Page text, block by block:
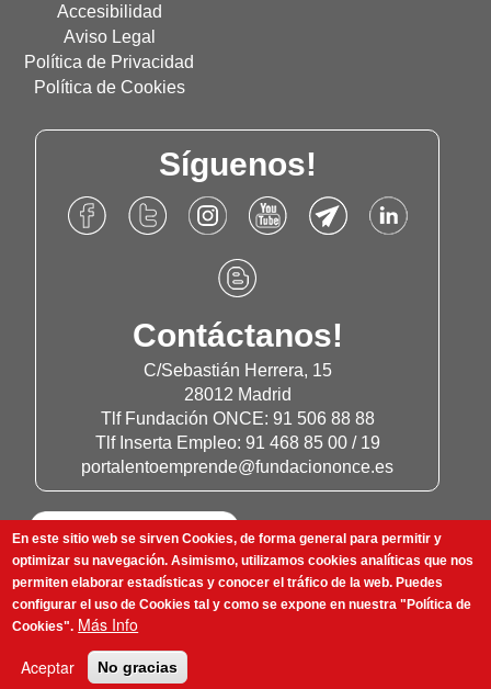
Accesibilidad
Aviso Legal
Política de Privacidad
Política de Cookies
Síguenos!
Accede
al
Accede
al
Once
Accede
al
Instagram
Once
Accede
al
de
de
Fundación
Once
Accede
al
de
Fundación
Once
Accede
al
Accede
al
Blog
de
Fundación
Once
Contáctanos!
C/Sebastián Herrera, 15
28012 Madrid
Tlf Fundación ONCE: 91 506 88 88
Tlf Inserta Empleo: 91 468 85 00 / 19
portalentoemprende@fundaciononce.es
En este sitio web se sirven Cookies, de forma general para permitir y
optimizar su navegación. Asimismo, utilizamos cookies analíticas que nos
permiten elaborar estadísticas y conocer el tráfico de la web. Puedes
configurar el uso de Cookies tal y como se expone en nuestra "Política de
Cookies". Más Info
Aceptar
No gracias